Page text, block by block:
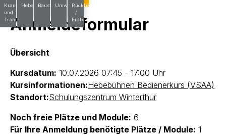
Krane
und
Transporte
Hebebühnen
BaustoffeUmwelttechnik
Rückbau
/
Erdbau
Anmeldeformular
Übersicht
Kursdatum: 10.07.2026 07:45 - 17:00 Uhr
Kursinformationen:Hebebühnen Bedienerkurs (VSAA)
Standort:Schulungszentrum Winterthur
Noch freie Plätze und Module: 6
Für Ihre Anmeldung benötigte Plätze / Module: 1